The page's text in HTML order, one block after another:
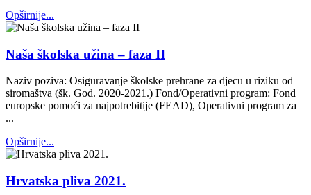
Opširnije...
Naša školska užina – faza II
Naziv poziva: Osiguravanje školske prehrane za djecu u riziku od
siromaštva (šk. God. 2020-2021.) Fond/Operativni program: Fond
europske pomoći za najpotrebitije (FEAD), Operativni program za
...
Opširnije...
Hrvatska pliva 2021.